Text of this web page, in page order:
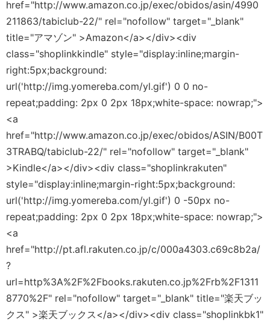
href="http://www.amazon.co.jp/exec/obidos/asin/4990
211863/tabiclub-22/" rel="nofollow" target="_blank"
title="アマゾン" >Amazon</a></div><div
class="shoplinkkindle" style="display:inline;margin-
right:5px;background:
url('http://img.yomereba.com/yl.gif') 0 0 no-
repeat;padding: 2px 0 2px 18px;white-space: nowrap;">
<a
href="http://www.amazon.co.jp/exec/obidos/ASIN/B00T
3TRABQ/tabiclub-22/" rel="nofollow" target="_blank"
>Kindle</a></div><div class="shoplinkrakuten"
style="display:inline;margin-right:5px;background:
url('http://img.yomereba.com/yl.gif') 0 -50px no-
repeat;padding: 2px 0 2px 18px;white-space: nowrap;">
<a
href="http://pt.afl.rakuten.co.jp/c/000a4303.c69c8b2a/
?
url=http%3A%2F%2Fbooks.rakuten.co.jp%2Frb%2F1311
8770%2F" rel="nofollow" target="_blank" title="楽天ブッ
クス" >楽天ブックス</a></div><div class="shoplinkbk1"